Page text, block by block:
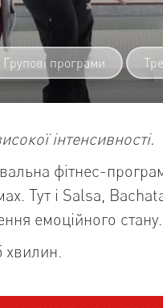
Групові програми
інтенсивності.
фітнес-
Тут і Salsa,
емоційного
хвилин.